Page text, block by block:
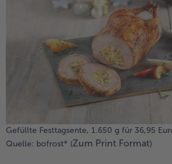
Gefüllte Festtagsente, 1.650 g für 36,95
Quelle: bofrost* (Zum Print Format)